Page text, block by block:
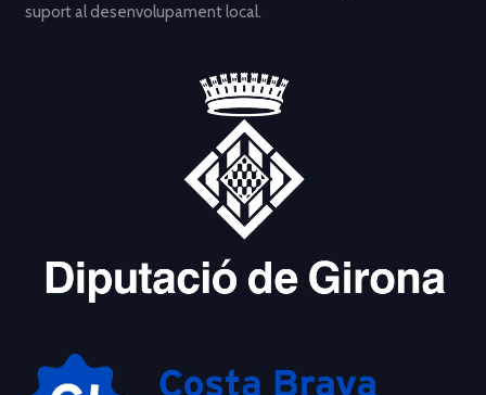
suport al desenvolupament local.